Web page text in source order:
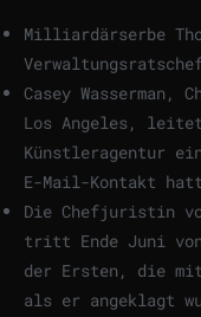
Milliardärserbe
Casey Wasserman,
Los Angeles,
Künstleragentur
E-Mail-Kontakt
Die Chefjuristin
tritt Ende Juni
der Ersten, die
als er angeklagt